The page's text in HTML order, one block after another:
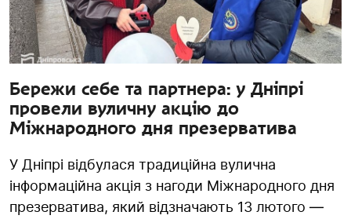
Бережи себе та партнера: у Дніпрі
провели вуличну акцію до
Міжнародного дня презерватива
У Дніпрі відбулася традиційна вулична
інформаційна акція з нагоди Міжнародного дня
презерватива, який відзначають 13 лютого —